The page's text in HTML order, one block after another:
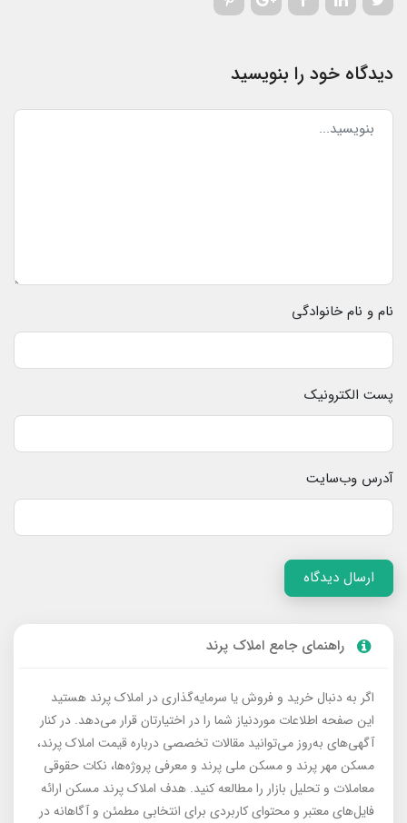
دیدگاه خود را بنویسید
نام و نام خانوادگی
پست الکترونیک
آدرس وب‌سایت
ارسال دیدگاه
راهنمای جامع املاک پرند
اگر به دنبال خرید و فروش یا سرمایه‌گذاری در املاک پرند هستید
این صفحه اطلاعات موردنیاز شما را در اختیارتان قرار می‌دهد. در کنار
آگهی‌های به‌روز می‌توانید مقالات تخصصی درباره قیمت املاک پرند،
مسکن مهر پرند و مسکن ملی پرند و معرفی پروژه‌ها، نکات حقوقی
معاملات و تحلیل بازار را مطالعه کنید. هدف املاک پرند مسکن ارائه
فایل‌های معتبر و محتوای کاربردی برای انتخابی مطمئن و آگاهانه در